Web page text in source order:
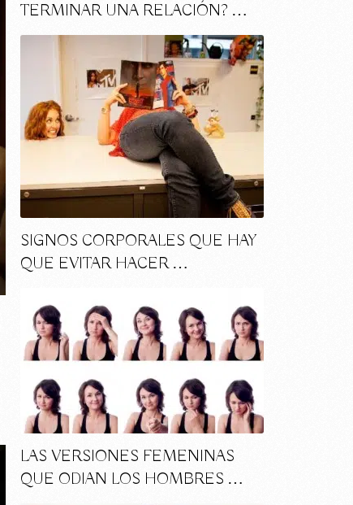
TERMINAR UNA RELACIÓN? …
SIGNOS CORPORALES QUE HAY
QUE EVITAR HACER …
LAS VERSIONES FEMENINAS
QUE ODIAN LOS HOMBRES …